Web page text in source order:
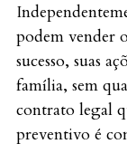
podem vender
sucesso, suas
família, sem
contrato legal
preventivo é